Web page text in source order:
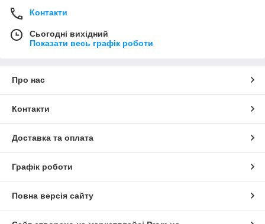
Контакти
Сьогодні вихідний
Показати весь графік роботи
Про нас
Контакти
Доставка та оплата
Графік роботи
Повна версія сайту